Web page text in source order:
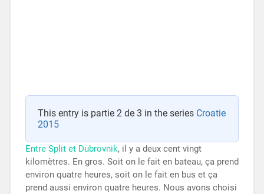
This entry is partie 2 de 3 in the series Croatie
2015
Entre Split et Dubrovnik, il y a deux cent vingt
kilomètres. En gros. Soit on le fait en bateau, ça prend
environ quatre heures, soit on le fait en bus et ça
prend aussi environ quatre heures. Nous avons choisi